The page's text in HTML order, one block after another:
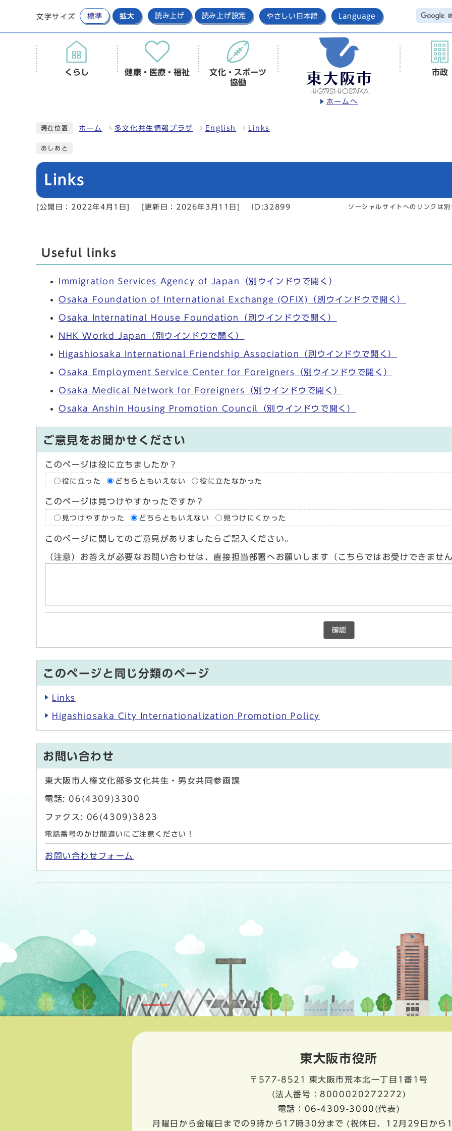
文字サイズ 標準 拡大 読み上げ 読み上げ設定 やさしい日本語 Language
ホームへ
くらし 健康・医療・福祉
文化・スポーツ
協働
市政
現在位置 ホーム 多文化共生情報プラザ English Links
あしあと
Links
[公開日：2022年4月1日] [更新日：2026年3月11日] ID:32899 ソーシャルサイトへのリンクは
Useful links
Immigration Services Agency of Japan （別ウインドウで開く）
Osaka Foundation of International Exchange (OFIX) （別ウインドウで開く）
Osaka Internatinal House Foundation （別ウインドウで開く）
NHK Workd Japan （別ウインドウで開く）
Higashiosaka International Friendship Association （別ウインドウで開く）
Osaka Employment Service Center for Foreigners （別ウインドウで開く）
Osaka Medical Network for Foreigners （別ウインドウで開く）
Osaka Anshin Housing Promotion Council （別ウインドウで開く）
ご意見をお聞かせください
このページは役に立ちましたか？
役に立った どちらともいえない 役に立たなかった
このページは見つけやすかったですか？
見つけやすかった どちらともいえない 見つけにくかった
このページに関してのご意見がありましたらご記入ください。
（注意）お答えが必要なお問い合わせは、直接担当部署へお願いします（こちらではお受けできませ
確認
このページと同じ分類のページ
Links
Higashiosaka City Internationalization Promotion Policy
お問い合わせ
東大阪市人権文化部多文化共生・男女共同参画課
電話: 06(4309)3300
ファクス: 06(4309)3823
電話番号のかけ間違いにご注意ください！
お問い合わせフォーム
東大阪市役所
〒577-8521
東大阪市荒本北一丁目1番1号
(法人番号：8000020272272)
電話： 06-4309-3000 (代表)
月曜日から金曜日までの9時から17時30分まで (祝休日、12月29日から